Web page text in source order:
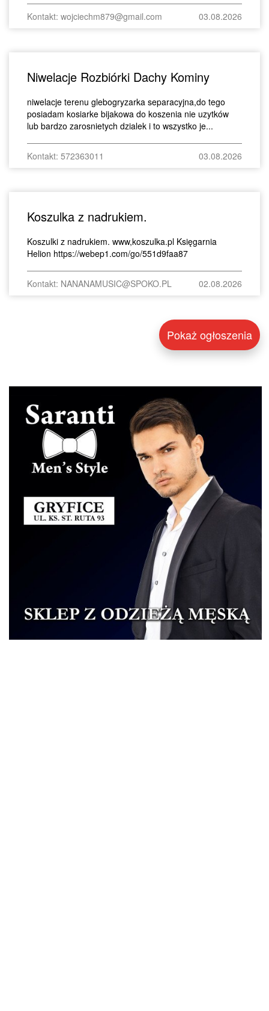
Kontakt: wojciechm879@gmail.com 03.08.2026
Niwelacje Rozbiórki Dachy Kominy
niwelacje terenu glebogryzarka separacyjna,do tego
posiadam kosiarke bijakowa do koszenia nie uzytków
lub bardzo zarosnietych dzialek i to wszystko je...
Kontakt: 572363011 03.08.2026
Koszulka z nadrukiem.
Koszulki z nadrukiem. www,koszulka.pl Księgarnia
Helion https://webep1.com/go/551d9faa87
Kontakt: NANANAMUSIC@SPOKO.PL 02.08.2026
Pokaż ogłoszenia